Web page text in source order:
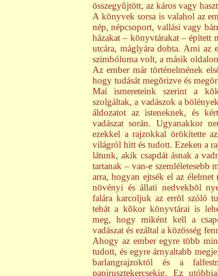
összegyûjtött, az káros vagy
A könyvek sorsa is valahol az
nép, népcsoport, vallási vagy
házakat – könyvtárakat – épített
utcára, máglyára dobta. Ami az
szimbóluma volt, a másik
Az ember már történelmének
hogy tudását megõrizve és
Mai ismereteink szerint a
szolgáltak, a vadászok a
áldozatot az isteneknek, és
vadászat során. Ugyanakkor
ezekkel a rajzokkal örökítette
világról hitt és tudott. Ezeken a
látunk, akik csapdát ásnak a
tartanak – van-e szemléletesebb
arra, hogyan ejtsék el az
növényi és állati nedvekbõl
falára karcoljuk az errõl szóló
tehát a kõkor könyvtárai is
meg, hogy miként kell a
vadászat és ezáltal a közösség
Ahogy az ember egyre több
tudott, és egyre árnyaltabb
barlangrajzoktól és a
papirusztekercsekig. Ez